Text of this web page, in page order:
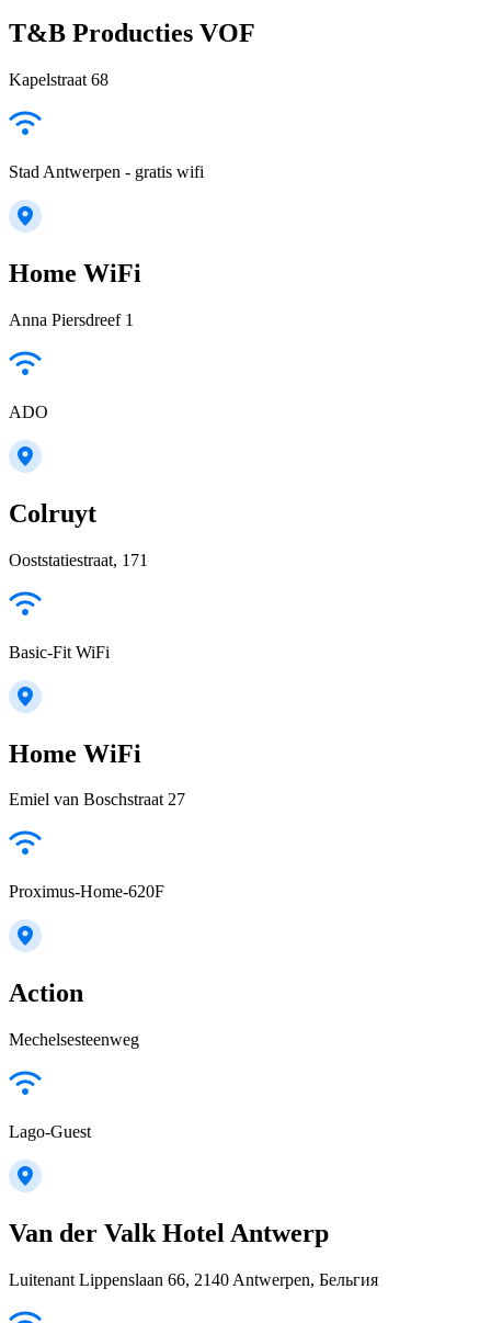
T&B Producties VOF
Kapelstraat 68
Stad Antwerpen - gratis wifi
Home WiFi
Anna Piersdreef 1
ADO
Colruyt
Ooststatiestraat, 171
Basic-Fit WiFi
Home WiFi
Emiel van Boschstraat 27
Proximus-Home-620F
Action
Mechelsesteenweg
Lago-Guest
Van der Valk Hotel Antwerp
Luitenant Lippenslaan 66, 2140 Antwerpen, Бельгия